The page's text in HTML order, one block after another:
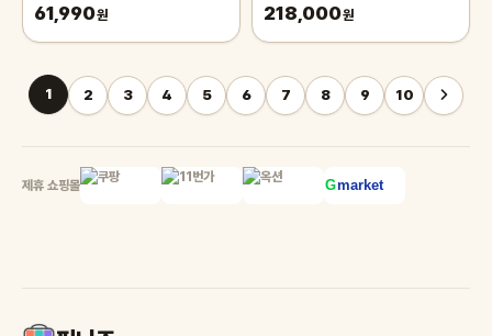
61,990원 218,000원
1 2 3 4 5 6 7 8 9 10
제휴 쇼핑몰